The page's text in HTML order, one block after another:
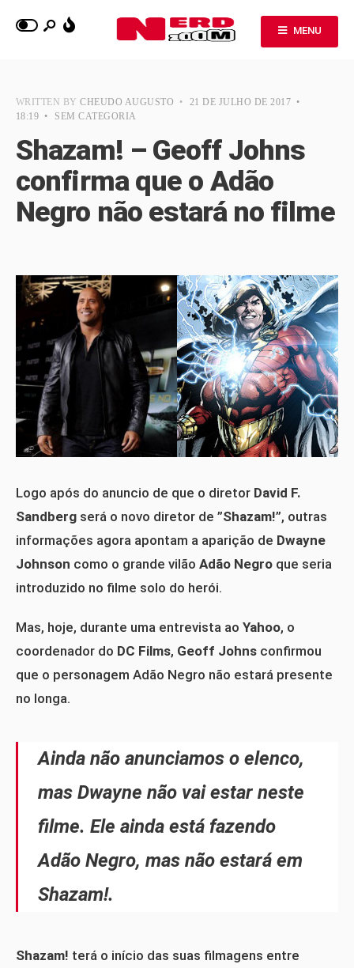
MENU
WRITTEN BYCHEUDO AUGUSTO • 21 DE JULHO DE 2017 •
18:19 • SEM CATEGORIA
Shazam! – Geoff Johns
confirma que o Adão
Negro não estará no filme
Logo após do anuncio de que o diretor David F.
Sandberg será o novo diretor de ”Shazam!”, outras
informações agora apontam a aparição de Dwayne
Johnson como o grande vilão Adão Negro que seria
introduzido no filme solo do herói.
Mas, hoje, durante uma entrevista ao Yahoo, o
coordenador do DC Films, Geoff Johns confirmou
que o personagem Adão Negro não estará presente
no longa.
Ainda não anunciamos o elenco,
mas Dwayne não vai estar neste
filme. Ele ainda está fazendo
Adão Negro, mas não estará em
Shazam!.
Shazam! terá o início das suas filmagens entre